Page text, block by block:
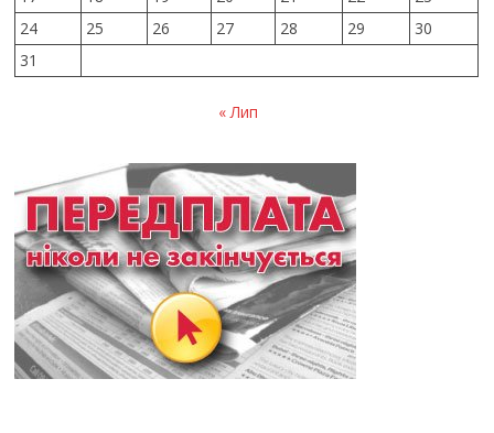
24
25 26 27 28 29
30
31
« Лип